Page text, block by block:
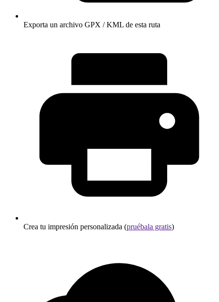
Exporta un archivo GPX / KML de esta ruta
Crea tu impresión personalizada (pruébala gratis)